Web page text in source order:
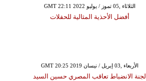
GMT 22:11 2022 الثلاثاء ,05 تموز / يوليو
أفضل الأحذية المثالية للحفلات
GMT 20:25 2019 الأربعاء ,03 إبريل / نيسان
لجنة الانضباط تعاقب المصري حسين السيد